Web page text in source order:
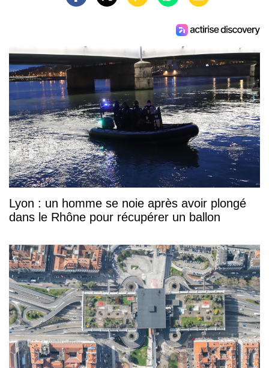
Lyon : un homme se noie après avoir plongé
dans le Rhône pour récupérer un ballon